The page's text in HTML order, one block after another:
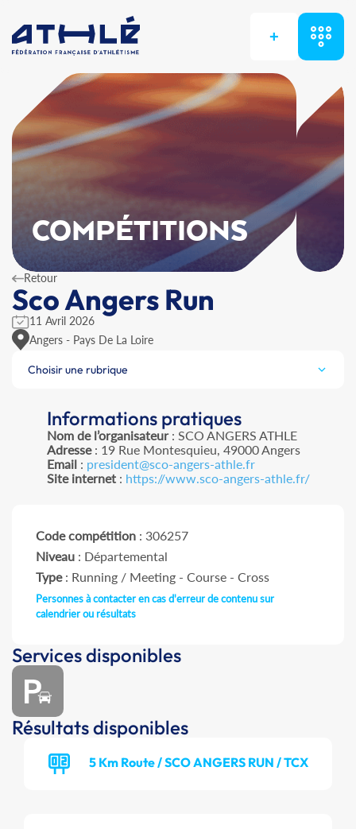
+
COMPÉTITIONS
Retour
Sco Angers Run
11 Avril 2026
Angers - Pays De La Loire
Choisir une rubrique
Informations pratiques
Nom de l’organisateur: SCO ANGERS ATHLE
Adresse: 19 Rue Montesquieu, 49000 Angers
Email: president@sco-angers-athle.fr
Site internet: https://www.sco-angers-athle.fr/
Code compétition : 306257
Niveau : Départemental
Type: Running / Meeting - Course - Cross
Personnes à contacter en cas d'erreur de contenu sur
calendrier ou résultats
Services disponibles
Résultats disponibles
5 Km Route / SCO ANGERS RUN / TCX